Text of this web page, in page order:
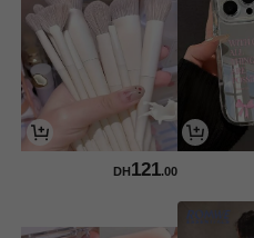
DH121.00